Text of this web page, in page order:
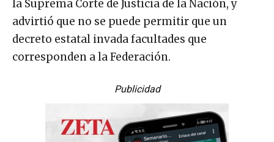
la Suprema Corte de Justicia de la Nación, y
advirtió que no se puede permitir que un
decreto estatal invada facultades que
corresponden a la Federación.
Publicidad